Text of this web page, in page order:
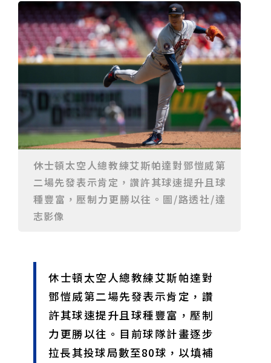
23名、全台醫學大學第3名
桃園市籌備115年全民運動會 體育局：預計9月前完成
重要前置作業
2026年金星最佳觀賞期將至 週五日落後仰角達全年最
高
台中》中山醫大響應「30+大學計畫」 推出餐飲經營與
高齡照護學分專班
三星伴月聯手金星近鬼宿星團 端午連假西方低空上演天
文秀
台中》端午節前勞累驚覺單側無力 攤商「亞急性腦出
血」醫籲三徵兆速就醫
台中》跨越萬里深耕20年 中山附醫協助吐瓦魯建置首
套急診檢傷系統
世足》姆巴佩梅開二度破隊史紀錄 法國3比1擊敗塞內
加爾奪世界盃開門紅
搶攻端午連假人潮 臺北天文館推銀河特展與免費劇場搶
客
台中》萬豐國小奪少棒全國冠軍 赴美參賽盼各界正視
500萬經費缺口
蕭美琴視察帛琉Malakal島開發計畫 盼深化台帛水產與
醫療合作
婦人眼角冒水皰確診帶狀皰疹 臺中醫院跨科即時診治化
解失明與腦炎危機
參山處「梨山原民歌舞與工藝體驗」6月登場 結合永續
觀光推深度部落旅遊
台中》中央挹注逾8成！蔡其昌爭取4980萬 翻新清水五
權路道路與人行步道
智慧科技解救護士的腿！中山醫大與仁寶攜手「送藥機
器人」月省醫護120公里步程
台北》污水廠變身都市綠洲！內湖運動公園全新戲水區
盛大開放 智慧預約環教體驗
嘉義》搶攻端午親子商機！嘉義縣推「沉浸式角色扮
演」 邀學童化身小海盜、建築職人全台放電
阿里山精品咖啡香 成為端午與暑假深度旅遊新亮點
臺中甩「六都第一胖」稱號！「2026台中星燃計畫」啟
年，靠「第二大腦」獨自來台分享生命淚水
國際保育盛事首移師亞洲 Joint TAG全球專家會議臺北
綠營中投參選人合體 拋「中投新市鎮」 交通與醫療跨
域治理成焦點
夜市變廟會！山邊媽、旱溪媽、大庄媽三媽首度齊巡逢
甲 萬人爭躦轎底響徹夜空
MLB》鄧愷威6局飆6K完封小熊奪第3勝！宰制力複製
「王建民建仔旋風」引爆世代傳承鐵觀音節政大登場 結合大文山友善食農與地方創生
臺德技職教育深層對話！德國Walther Rathenau師生
造訪大安高工 體驗端午文化與前瞻工業實作
迎端午、抗酷暑！臺中盛夏水域系列活動本周六起兩地
課堂搬到菜市場！北市13校「游於藝」成果展 導覽小
休士頓太空人總教練艾斯帕達對鄧愷威第
二場先發表示肯定，讚許其球速提升且球
種豐富，壓制力更勝以往。圖/路透社/達
志影像
休士頓太空人總教練艾斯帕達對
鄧愷威第二場先發表示肯定，讚
許其球速提升且球種豐富，壓制
力更勝以往。目前球隊計畫逐步
拉長其投球局數至80球，以填補